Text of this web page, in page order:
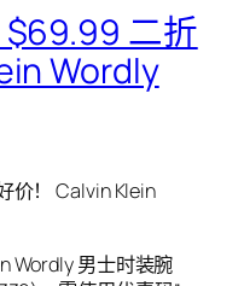
二折
Wordly
价！ Calvin Klein
Wordly 男士时装腕